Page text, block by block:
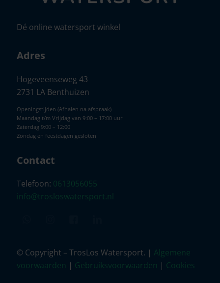
Dé online watersport winkel
Adres
Hogeveenseweg 43
2731 LA Benthuizen
Openingstijden (Afhalen na afspraak)
Maandag t/m Vrijdag van 9:00 – 17:00 uur
Zaterdag 9:00 – 12:00
Zondag en feestdagen gesloten
Contact
Telefoon: 0613056055
info@trosloswatersport.nl
© Copyright – TrosLos Watersport. | Algemene
voorwaarden | Gebruiksvoorwaarden | Cookies